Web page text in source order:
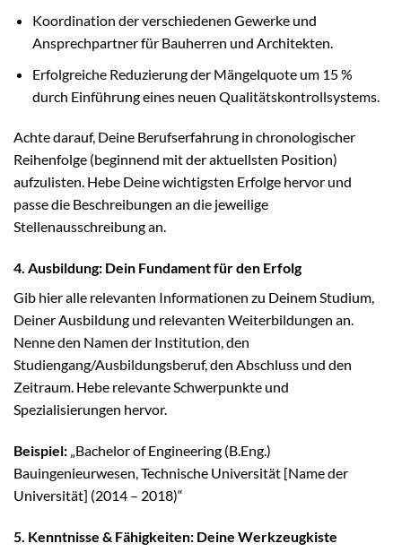
Koordination der verschiedenen Gewerke und
Ansprechpartner für Bauherren und Architekten.
Erfolgreiche Reduzierung der Mängelquote um 15 %
durch Einführung eines neuen Qualitätskontrollsystems.
Achte darauf, Deine Berufserfahrung in chronologischer
Reihenfolge (beginnend mit der aktuellsten Position)
aufzulisten. Hebe Deine wichtigsten Erfolge hervor und
passe die Beschreibungen an die jeweilige
Stellenausschreibung an.
4. Ausbildung: Dein Fundament für den Erfolg
Gib hier alle relevanten Informationen zu Deinem Studium,
Deiner Ausbildung und relevanten Weiterbildungen an.
Nenne den Namen der Institution, den
Studiengang/Ausbildungsberuf, den Abschluss und den
Zeitraum. Hebe relevante Schwerpunkte und
Spezialisierungen hervor.
Beispiel: „Bachelor of Engineering (B.Eng.)
Bauingenieurwesen, Technische Universität [Name der
Universität] (2014 – 2018)“
5. Kenntnisse & Fähigkeiten: Deine Werkzeugkiste